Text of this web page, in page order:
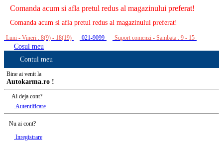
Comanda acum si afla pretul redus al magazinului preferat!
Comanda acum si afla pretul redus al magazinului preferat!
Luni - Vineri : 8(9) - 18(19) 021-9099 Suport comenzi - Sambata : 9 - 15
Cosul meu
Contul meu
Bine ai venit la
Autokarma.ro !
Ai deja cont?
Autentificare
Nu ai cont?
Inregistrare